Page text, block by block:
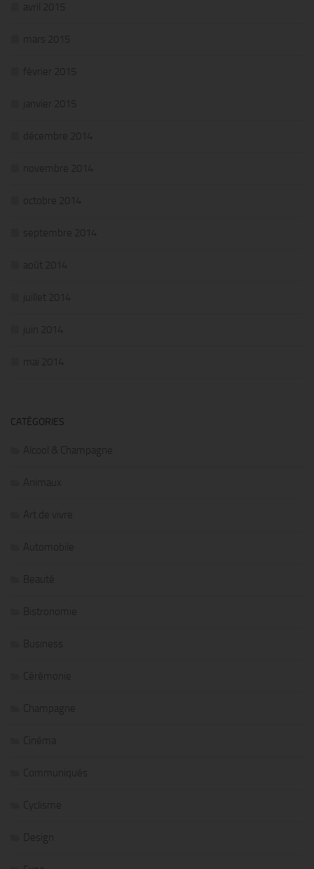
avril 2015
mars 2015
février 2015
janvier 2015
décembre 2014
novembre 2014
octobre 2014
septembre 2014
août 2014
juillet 2014
juin 2014
mai 2014
CATÉGORIES
Alcool & Champagne
Animaux
Art de vivre
Automobile
Beauté
Bistronomie
Business
Cérémonie
Champagne
Cinéma
Communiqués
Cyclisme
Design